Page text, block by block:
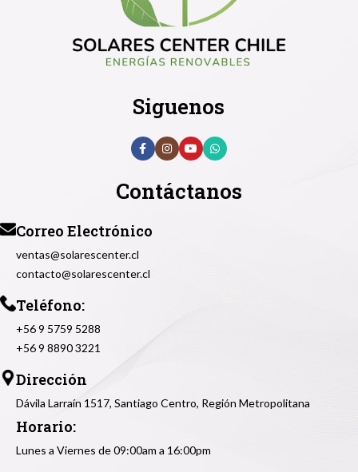
Siguenos
Contáctanos
Correo Electrónico
ventas@solarescenter.cl
contacto@solarescenter.cl
Teléfono:
+56 9 5759 5288
+56 9 8890 3221
Dirección
Dávila Larraín 1517, Santiago Centro, Región Metropolitana
Horario:
Lunes a Viernes de 09:00am a 16:00pm